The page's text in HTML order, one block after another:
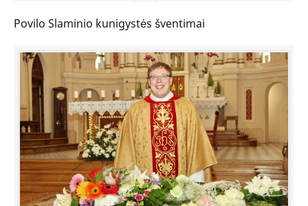
Povilo Slaminio kunigystės šventimai